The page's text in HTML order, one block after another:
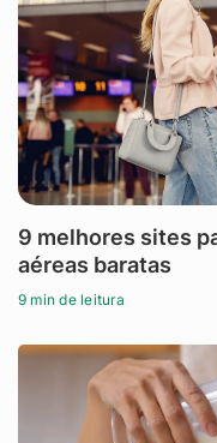
9 melhores sites
aéreas baratas
9 min de leitura